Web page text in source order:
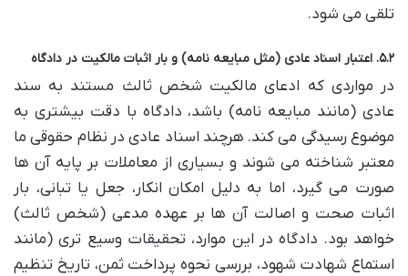
تلقی می شود.
۵.۲. اعتبار اسناد عادی (مثل مبایعه نامه) و بار اثبات مالکیت در دادگاه
در مواردی که ادعای مالکیت شخص ثالث مستند به سند
عادی (مانند مبایعه نامه) باشد، دادگاه با دقت بیشتری به
موضوع رسیدگی می کند. هرچند اسناد عادی در نظام حقوقی ما
معتبر شناخته می شوند و بسیاری از معاملات بر پایه آن ها
صورت می گیرد، اما به دلیل امکان انکار، جعل یا تبانی، بار
اثبات صحت و اصالت آن ها بر عهده مدعی (شخص ثالث)
خواهد بود. دادگاه در این موارد، تحقیقات وسیع تری (مانند
استماع شهادت شهود، بررسی نحوه پرداخت ثمن، تاریخ تنظیم